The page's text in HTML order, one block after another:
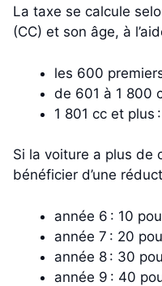
La taxe se calcule
(CC) et son âge, à
les 600
de 601 à 1 800
1 801 cc et plus
Si la voiture a plus de
bénéficier d’une
année 6 : 10
année 7 : 20
année 8 : 30
année 9 : 40